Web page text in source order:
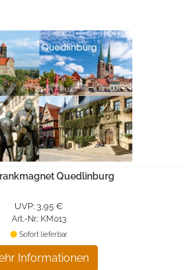
Quedlinburg
UVP: 3,95 €
Art.-Nr.: KM013
Informationen
Sofort lieferbar